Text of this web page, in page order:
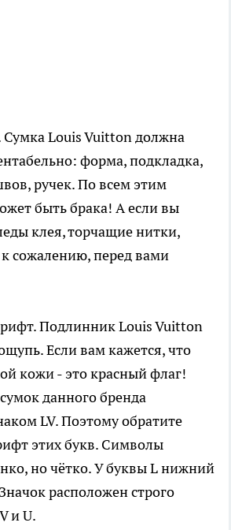
Louis Vuitton должна
форма, подкладка,
ручек. По всем этим
быть брака! А если вы
клея, торчащие нитки,
сожалению, перед вами
Подлинник Louis Vuitton
Если вам кажется, что
кожи - это красный флаг!
данного бренда
LV. Поэтому обратите
этих букв. Символы
но чётко. У буквы L нижний
расположен строго
и U.